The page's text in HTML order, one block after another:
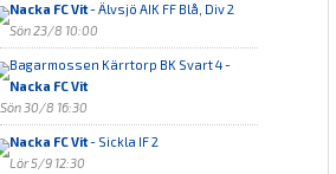
Nacka FC Vit- Älvsjö AIK FF Blå, Div 2
Sön 23/8 10:00
Bagarmossen Kärrtorp BK Svart 4 -
Nacka FC Vit
Sön 30/8 16:30
Nacka FC Vit- Sickla IF 2
Lör 5/9 12:30